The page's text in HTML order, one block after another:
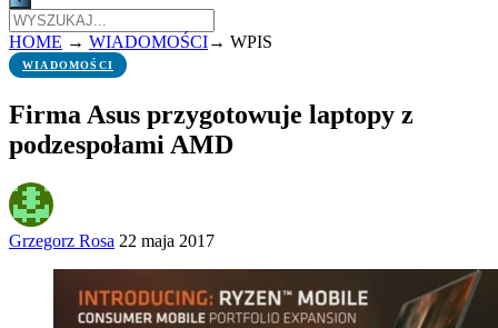
HOME → WIADOMOŚCI→ WPIS
WIADOMOŚCI
Firma Asus przygotowuje laptopy z
podzespołami AMD
Grzegorz Rosa 22 maja 2017